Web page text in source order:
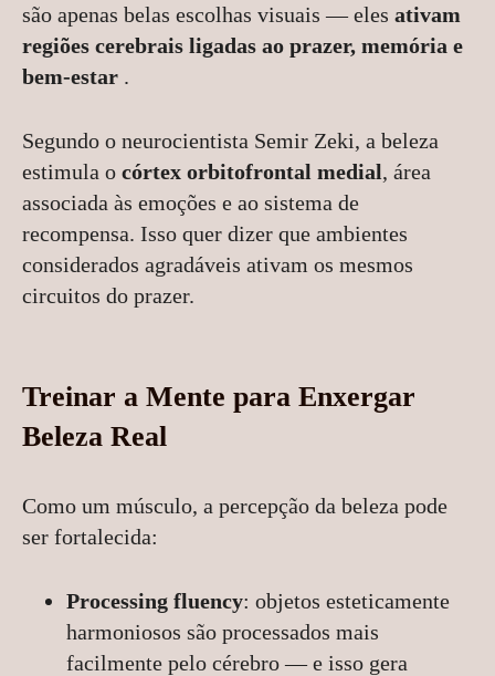
são apenas belas escolhas visuais — eles ativam
regiões cerebrais ligadas ao prazer, memória e
bem-estar .
Segundo o neurocientista Semir Zeki, a beleza
estimula o córtex orbitofrontal medial, área
associada às emoções e ao sistema de
recompensa. Isso quer dizer que ambientes
considerados agradáveis ativam os mesmos
circuitos do prazer.
Treinar a Mente para Enxergar
Beleza Real
Como um músculo, a percepção da beleza pode
ser fortalecida:
Processing fluency: objetos esteticamente
harmoniosos são processados mais
facilmente pelo cérebro — e isso gera